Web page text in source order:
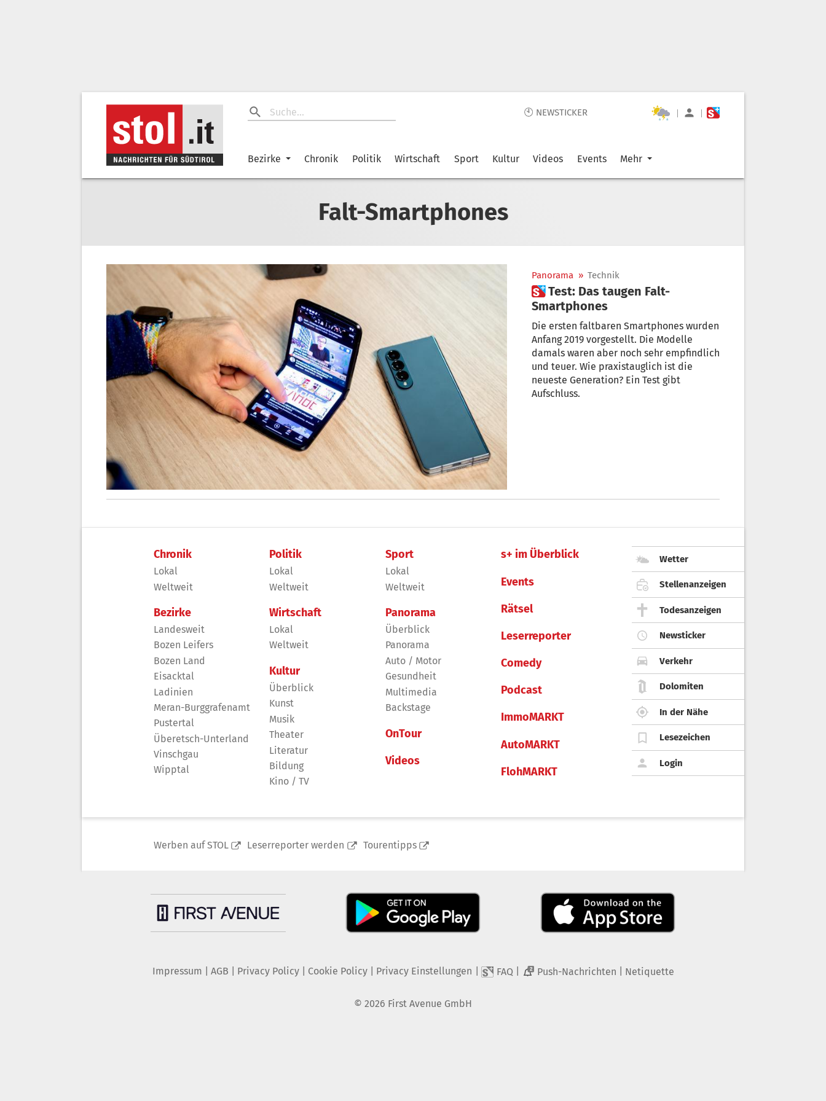
🕙 NEWSTICKER | |
Bezirke Chronik Politik Wirtschaft Sport Kultur Videos Events Mehr
Falt-Smartphones
Panorama » Technik
 Test: Das taugen Falt-
Smartphones
Die ersten faltbaren Smartphones wurden
Anfang 2019 vorgestellt. Die Modelle
damals waren aber noch sehr empfindlich
und teuer. Wie praxistauglich ist die
neueste Generation? Ein Test gibt
Aufschluss.
Chronik
Lokal
Weltweit
Bezirke
Landesweit
Bozen Leifers
Bozen Land
Eisacktal
Ladinien
Meran-Burggrafenamt
Pustertal
Überetsch-Unterland
Vinschgau
Wipptal
Politik
Lokal
Weltweit
Wirtschaft
Lokal
Weltweit
Kultur
Überblick
Kunst
Musik
Theater
Literatur
Bildung
Kino / TV
Sport
Lokal
Weltweit
Panorama
Überblick
Panorama
Auto / Motor
Gesundheit
Multimedia
Backstage
OnTour
Videos
s+ im Überblick
Events
Rätsel
Leserreporter
Comedy
Podcast
ImmoMARKT
AutoMARKT
FlohMARKT
Wetter
Stellenanzeigen
Todesanzeigen
Newsticker
Verkehr
Dolomiten
In der Nähe
Lesezeichen
Login
Werben auf STOL Leserreporter werden Tourentipps
Impressum AGB Privacy Policy| Cookie Policy| Privacy Einstellungen FAQ 2 Push-Nachrichten Netiquette
© 2026 First Avenue GmbH